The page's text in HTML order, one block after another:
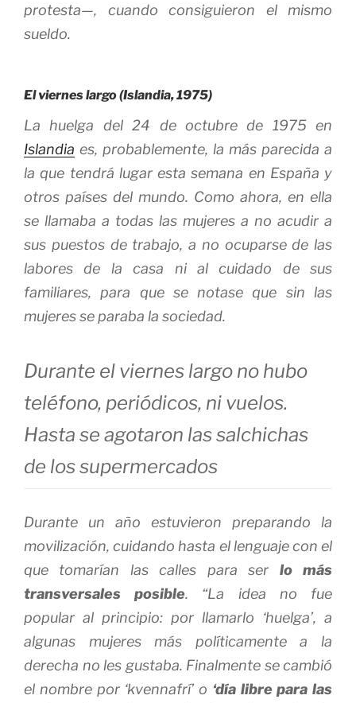
protesta—, cuando consiguieron el mismo
sueldo.
El viernes largo (Islandia, 1975)
La huelga del 24 de octubre de 1975 en
Islandia es, probablemente, la más parecida a
la que tendrá lugar esta semana en España y
otros países del mundo. Como ahora, en ella
se llamaba a todas las mujeres a no acudir a
sus puestos de trabajo, a no ocuparse de las
labores de la casa ni al cuidado de sus
familiares, para que se notase que sin las
mujeres se paraba la sociedad.
Durante el viernes largo no hubo
teléfono, periódicos, ni vuelos.
Hasta se agotaron las salchichas
de los supermercados
Durante un año estuvieron preparando la
movilización, cuidando hasta el lenguaje con el
que tomarían las calles para ser lo más
transversales posible. “La idea no fue
popular al principio: por llamarlo ‘huelga’, a
algunas mujeres más políticamente a la
derecha no les gustaba. Finalmente se cambió
el nombre por ‘kvennafrí’ o ‘día libre para las